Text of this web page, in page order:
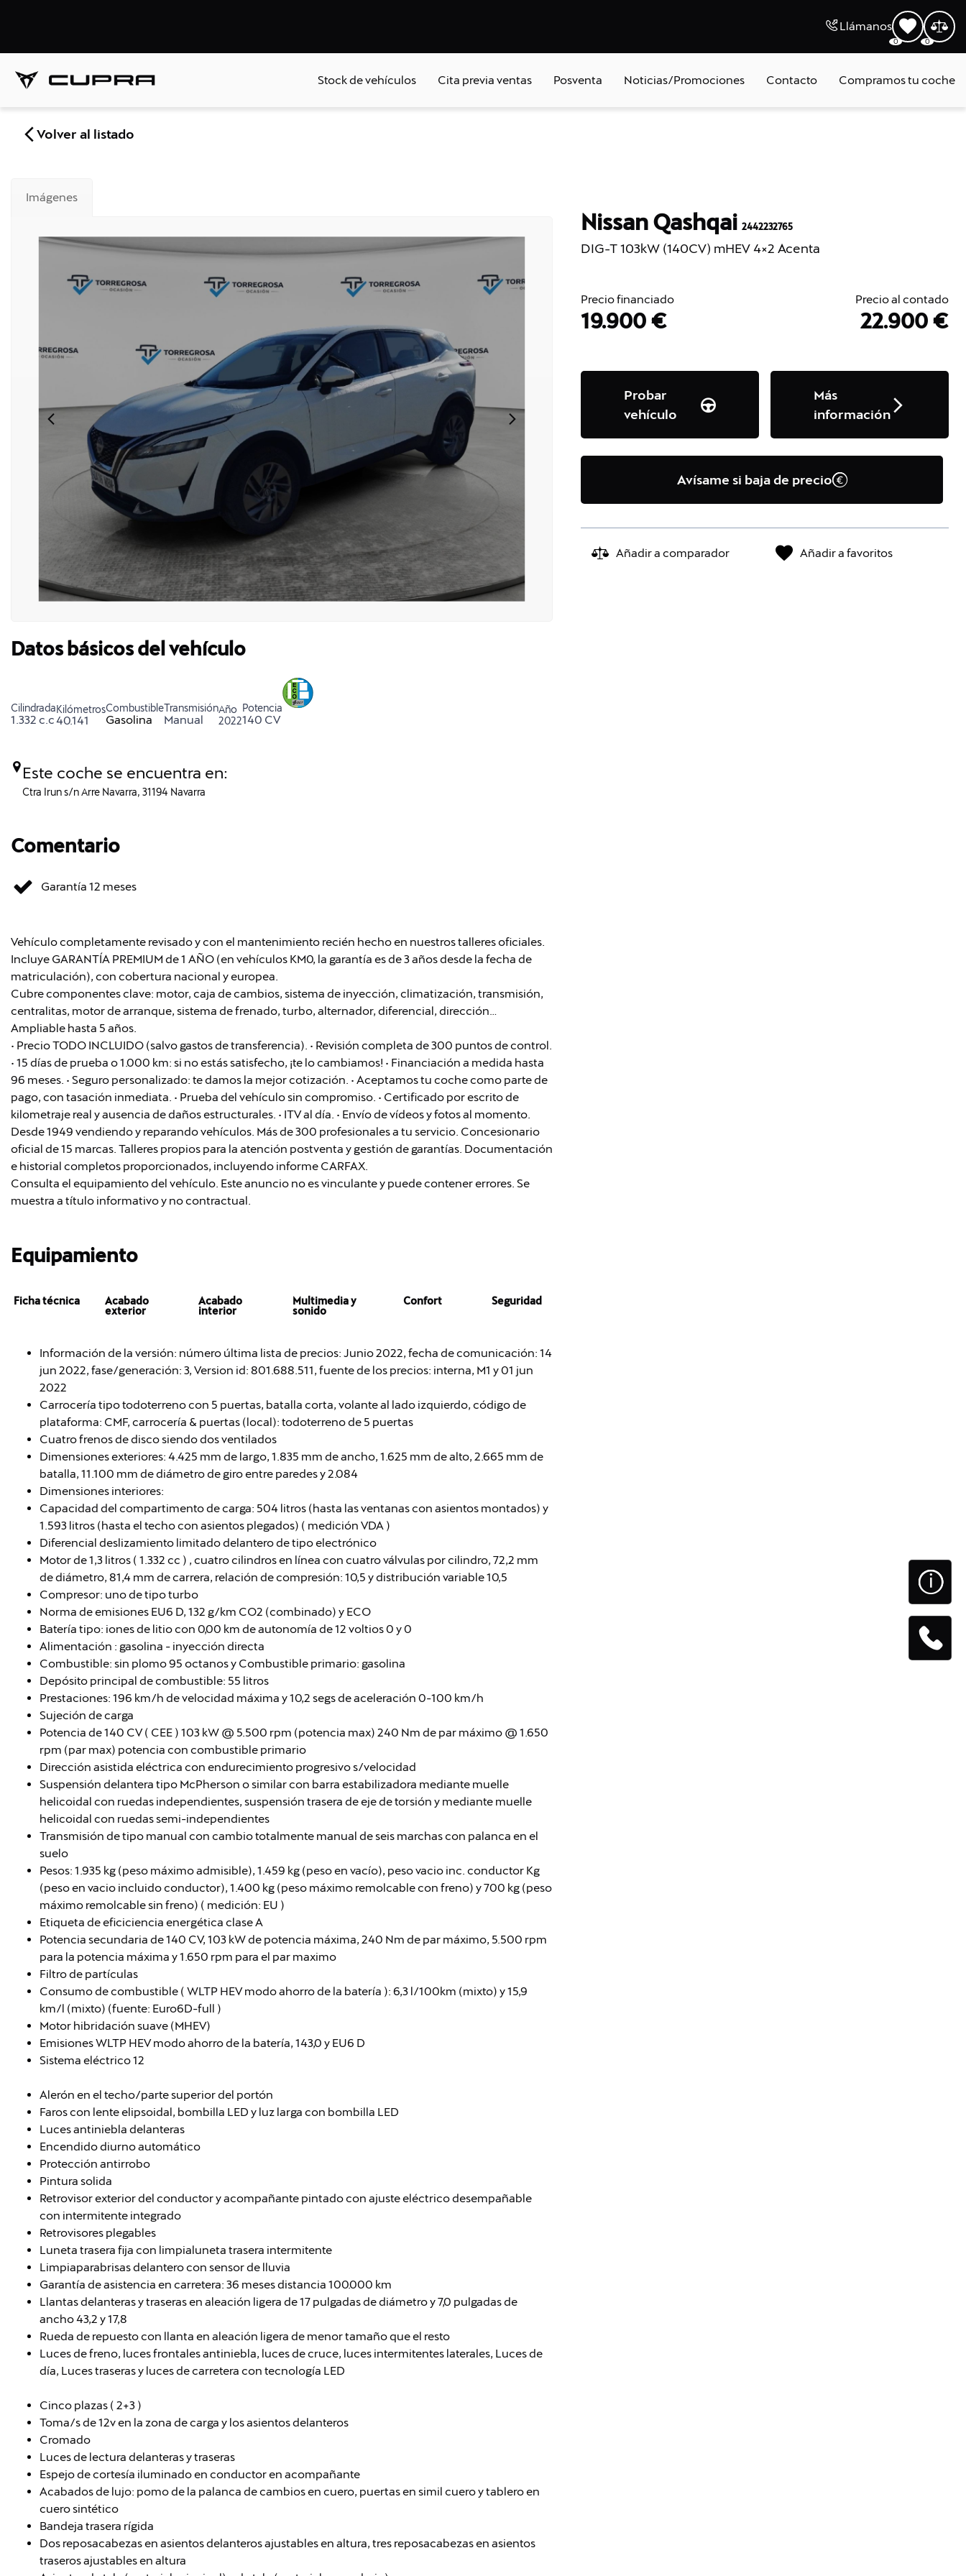
Llámanos
0 0
Stock de vehículos Cita previa ventas Posventa Noticias/Promociones Contacto Compramos tu coche
Volver al listado
Imágenes
Nissan Qashqai 2442232765
DIG-T 103kW (140CV) mHEV 4×2 Acenta
Precio financiado
19.900 €
Precio al contado
22.900 €
Probar
vehículo
Más
información
Avísame si baja de precio
Añadir a comparador Añadir a favoritos
Datos básicos del vehículo
Cilindrada
1.332 c.c
Kilómetros
40.141
Combustible
Gasolina
Transmisión
Manual
Año
2022
Potencia
140 CV
Este coche se encuentra en:
Ctra Irun s/n Arre Navarra, 31194 Navarra
Comentario
Garantía 12 meses
Vehículo completamente revisado y con el mantenimiento recién hecho en nuestros talleres oficiales.
Incluye GARANTÍA PREMIUM de 1 AÑO (en vehículos KM0, la garantía es de 3 años desde la fecha de
matriculación), con cobertura nacional y europea.
Cubre componentes clave: motor, caja de cambios, sistema de inyección, climatización, transmisión,
centralitas, motor de arranque, sistema de frenado, turbo, alternador, diferencial, dirección…
Ampliable hasta 5 años.
• Precio TODO INCLUIDO (salvo gastos de transferencia). • Revisión completa de 300 puntos de control.
• 15 días de prueba o 1.000 km: si no estás satisfecho, ¡te lo cambiamos! • Financiación a medida hasta
96 meses. • Seguro personalizado: te damos la mejor cotización. • Aceptamos tu coche como parte de
pago, con tasación inmediata. • Prueba del vehículo sin compromiso. • Certificado por escrito de
kilometraje real y ausencia de daños estructurales. • ITV al día. • Envío de vídeos y fotos al momento.
Desde 1949 vendiendo y reparando vehículos. Más de 300 profesionales a tu servicio. Concesionario
oficial de 15 marcas. Talleres propios para la atención postventa y gestión de garantías. Documentación
e historial completos proporcionados, incluyendo informe CARFAX.
Consulta el equipamiento del vehículo. Este anuncio no es vinculante y puede contener errores. Se
muestra a título informativo y no contractual.
Equipamiento
Ficha técnica
Información de la versión: número última lista de precios: Junio 2022, fecha de comunicación: 14
jun 2022, fase/generación: 3, Version id: 801.688.511, fuente de los precios: interna, M1 y 01 jun
2022
Carrocería tipo todoterreno con 5 puertas, batalla corta, volante al lado izquierdo, código de
plataforma: CMF, carrocería & puertas (local): todoterreno de 5 puertas
Cuatro frenos de disco siendo dos ventilados
Dimensiones exteriores: 4.425 mm de largo, 1.835 mm de ancho, 1.625 mm de alto, 2.665 mm de
batalla, 11.100 mm de diámetro de giro entre paredes y 2.084
Dimensiones interiores:
Capacidad del compartimento de carga: 504 litros (hasta las ventanas con asientos montados) y
1.593 litros (hasta el techo con asientos plegados) ( medición VDA )
Diferencial deslizamiento limitado delantero de tipo electrónico
Motor de 1,3 litros ( 1.332 cc ) , cuatro cilindros en línea con cuatro válvulas por cilindro, 72,2 mm
de diámetro, 81,4 mm de carrera, relación de compresión: 10,5 y distribución variable 10,5
Compresor: uno de tipo turbo
Norma de emisiones EU6 D, 132 g/km CO2 (combinado) y ECO
Batería tipo: iones de litio con 0,00 km de autonomía de 12 voltios 0 y 0
Alimentación : gasolina - inyección directa
Combustible: sin plomo 95 octanos y Combustible primario: gasolina
Depósito principal de combustible: 55 litros
Prestaciones: 196 km/h de velocidad máxima y 10,2 segs de aceleración 0-100 km/h
Sujeción de carga
Potencia de 140 CV ( CEE ) 103 kW @ 5.500 rpm (potencia max) 240 Nm de par máximo @ 1.650
rpm (par max) potencia con combustible primario
Dirección asistida eléctrica con endurecimiento progresivo s/velocidad
Suspensión delantera tipo McPherson o similar con barra estabilizadora mediante muelle
helicoidal con ruedas independientes, suspensión trasera de eje de torsión y mediante muelle
helicoidal con ruedas semi-independientes
Transmisión de tipo manual con cambio totalmente manual de seis marchas con palanca en el
suelo
Pesos: 1.935 kg (peso máximo admisible), 1.459 kg (peso en vacío), peso vacio inc. conductor Kg
(peso en vacio incluido conductor), 1.400 kg (peso máximo remolcable con freno) y 700 kg (peso
máximo remolcable sin freno) ( medición: EU )
Etiqueta de eficiciencia energética clase A
Potencia secundaria de 140 CV, 103 kW de potencia máxima, 240 Nm de par máximo, 5.500 rpm
para la potencia máxima y 1.650 rpm para el par maximo
Filtro de partículas
Consumo de combustible ( WLTP HEV modo ahorro de la batería ): 6,3 l/100km (mixto) y 15,9
km/l (mixto) (fuente: Euro6D-full )
Motor hibridación suave (MHEV)
Emisiones WLTP HEV modo ahorro de la batería, 143,0 y EU6 D
Sistema eléctrico 12
Acabado
exterior
Alerón en el techo/parte superior del portón
Faros con lente elipsoidal, bombilla LED y luz larga con bombilla LED
Luces antiniebla delanteras
Encendido diurno automático
Protección antirrobo
Pintura solida
Retrovisor exterior del conductor y acompañante pintado con ajuste eléctrico desempañable
con intermitente integrado
Retrovisores plegables
Luneta trasera fija con limpialuneta trasera intermitente
Limpiaparabrisas delantero con sensor de lluvia
Garantía de asistencia en carretera: 36 meses distancia 100.000 km
Llantas delanteras y traseras en aleación ligera de 17 pulgadas de diámetro y 7,0 pulgadas de
ancho 43,2 y 17,8
Rueda de repuesto con llanta en aleación ligera de menor tamaño que el resto
Luces de freno, luces frontales antiniebla, luces de cruce, luces intermitentes laterales, Luces de
día, Luces traseras y luces de carretera con tecnología LED
Acabado
interior
Cinco plazas ( 2+3 )
Toma/s de 12v en la zona de carga y los asientos delanteros
Cromado
Luces de lectura delanteras y traseras
Espejo de cortesía iluminado en conductor en acompañante
Acabados de lujo: pomo de la palanca de cambios en cuero, puertas en simil cuero y tablero en
cuero sintético
Bandeja trasera rígida
Dos reposacabezas en asientos delanteros ajustables en altura, tres reposacabezas en asientos
traseros ajustables en altura
Multimedia y
sonido
Confort Seguridad